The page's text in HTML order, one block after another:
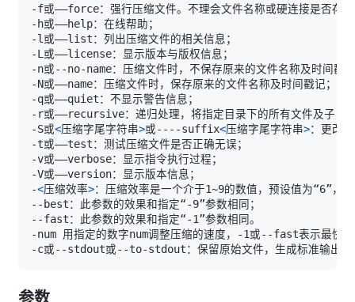
-S或<压缩字尾字符串>或----suffix<压缩字尾字符串>
-<压缩效率>
参数